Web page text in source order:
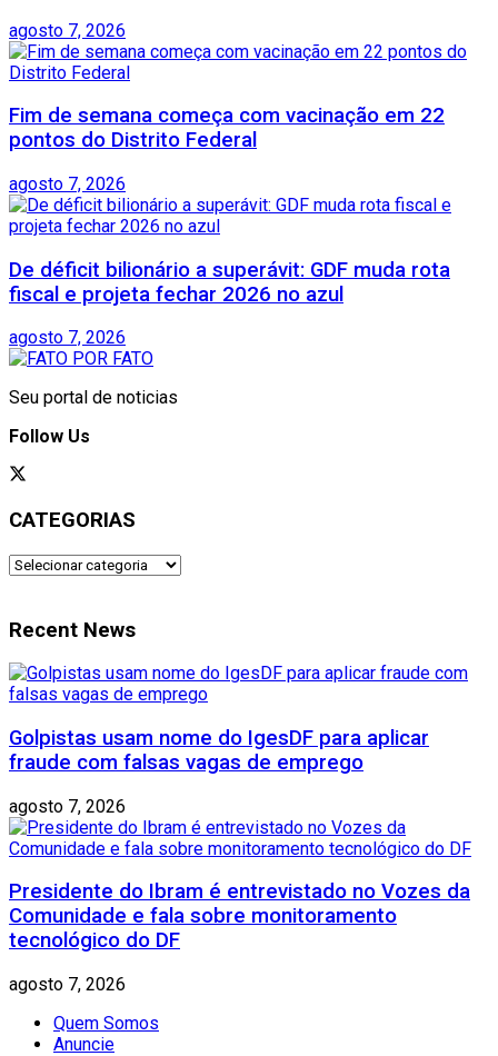
agosto 7, 2026
Fim de semana começa com vacinação em 22
pontos do Distrito Federal
agosto 7, 2026
De déficit bilionário a superávit: GDF muda rota
fiscal e projeta fechar 2026 no azul
agosto 7, 2026
Seu portal de noticias
Follow Us
CATEGORIAS
CATEGORIAS
Recent News
Golpistas usam nome do IgesDF para aplicar
fraude com falsas vagas de emprego
agosto 7, 2026
Presidente do Ibram é entrevistado no Vozes da
Comunidade e fala sobre monitoramento
tecnológico do DF
agosto 7, 2026
Quem Somos
Anuncie